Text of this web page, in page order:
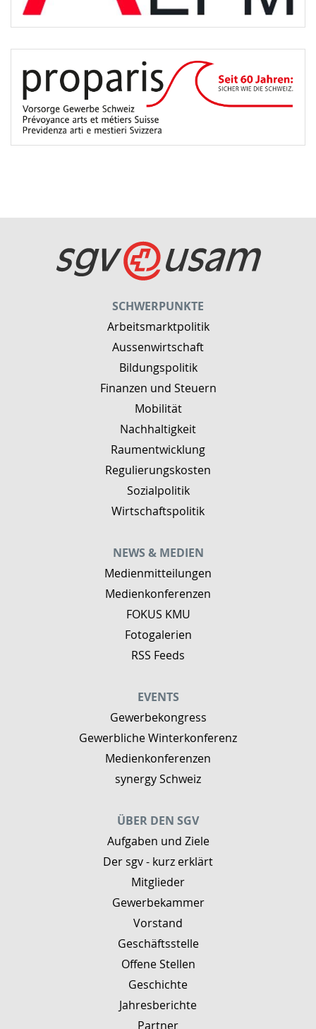
SCHWERPUNKTE
Arbeitsmarktpolitik
Aussenwirtschaft
Bildungspolitik
Finanzen und Steuern
Mobilität
Nachhaltigkeit
Raumentwicklung
Regulierungskosten
Sozialpolitik
Wirtschaftspolitik
NEWS & MEDIEN
Medienmitteilungen
Medienkonferenzen
FOKUS KMU
Fotogalerien
RSS Feeds
EVENTS
Gewerbekongress
Gewerbliche Winterkonferenz
Medienkonferenzen
synergy Schweiz
ÜBER DEN SGV
Aufgaben und Ziele
Der sgv - kurz erklärt
Mitglieder
Gewerbekammer
Vorstand
Geschäftsstelle
Offene Stellen
Geschichte
Jahresberichte
Partner